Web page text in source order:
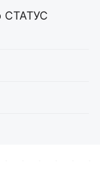
СТАТУС